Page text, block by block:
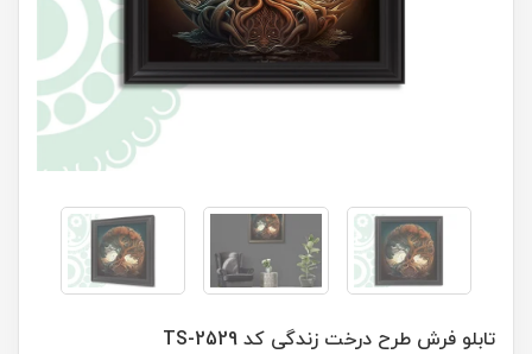
تابلو فرش طرح درخت زندگی کد TS-2529